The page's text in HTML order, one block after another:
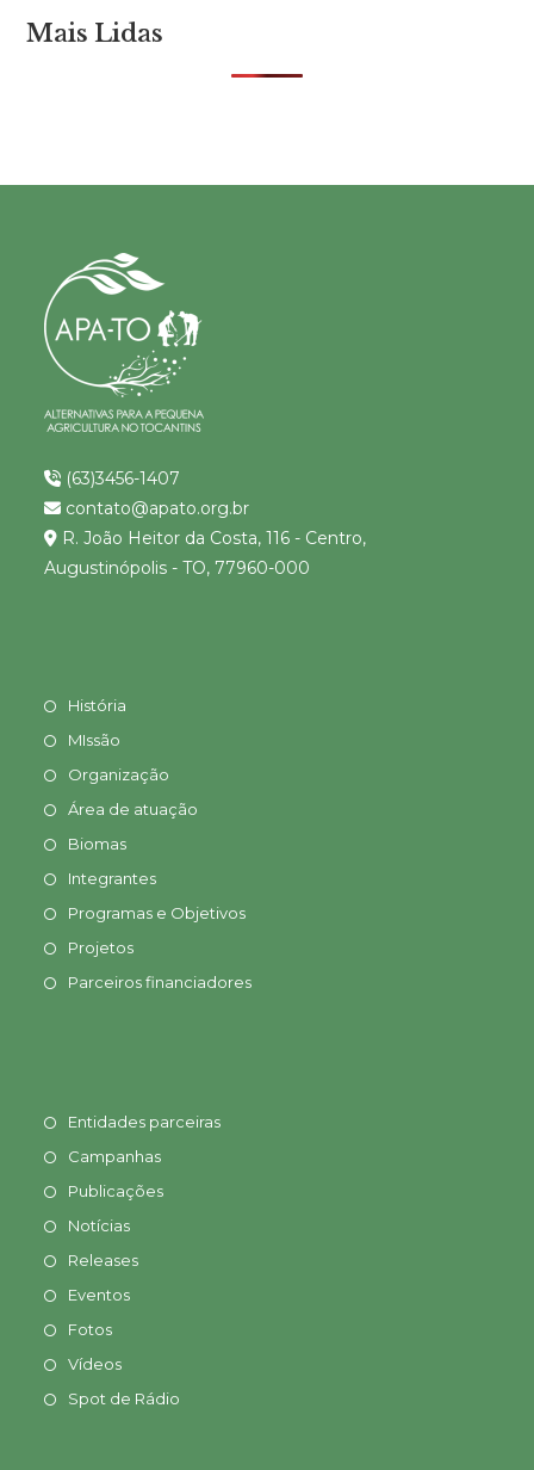
Mais Lidas
(63)3456-1407
contato@apato.org.br
R. João Heitor da Costa, 116 - Centro,
Augustinópolis - TO, 77960-000
História
MIssão
Organização
Área de atuação
Biomas
Integrantes
Programas e Objetivos
Projetos
Parceiros financiadores
Entidades parceiras
Campanhas
Publicações
Notícias
Releases
Eventos
Fotos
Vídeos
Spot de Rádio